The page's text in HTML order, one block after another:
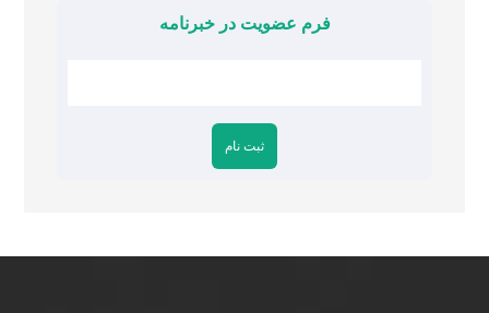
فرم عضویت در خبرنامه